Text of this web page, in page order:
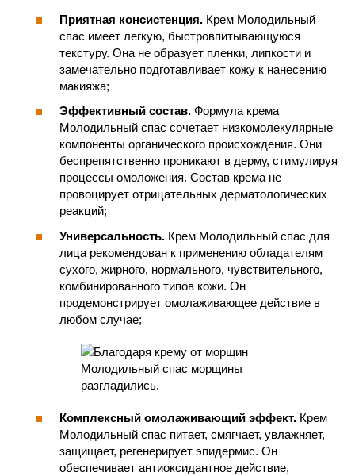
Приятная консистенция. Крем Молодильный
спас имеет легкую, быстровпитывающуюся
текстуру. Она не образует пленки, липкости и
замечательно подготавливает кожу к нанесению
макияжа;
Эффективный состав. Формула крема
Молодильный спас сочетает низкомолекулярные
компоненты органического происхождения. Они
беспрепятственно проникают в дерму, стимулируя
процессы омоложения. Состав крема не
провоцирует отрицательных дерматологических
реакций;
Универсальность. Крем Молодильный спас для
лица рекомендован к применению обладателям
сухого, жирного, нормального, чувствительного,
комбинированного типов кожи. Он
продемонстрирует омолаживающее действие в
любом случае;
Комплексный омолаживающий эффект. Крем
Молодильный спас питает, смягчает, увлажняет,
защищает, регенерирует эпидермис. Он
обеспечивает антиоксидантное действие,